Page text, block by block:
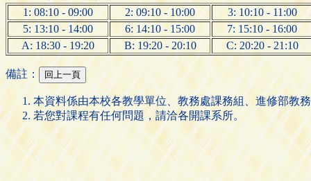
1: 08:10 - 09:00
2: 09:10 - 10:00
3: 10:10 - 11:00
5: 13:10 - 14:00
6: 14:10 - 15:00
7: 15:10 - 16:00
A: 18:30 - 19:20
B: 19:20 - 20:10 C: 20:20 - 21:10
備註：
本資料係由本校各教學單位、教務處課務組、進修部教
若您對課程有任何問題，請洽各開課系所。